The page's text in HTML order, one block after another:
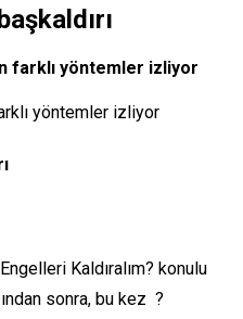
farklı yöntemler izliyor
yöntemler izliyor
Kaldıralım? konulu
sonra, bu kez ?